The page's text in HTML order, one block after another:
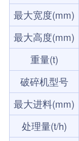
最大宽度(mm)
最大高度(mm)
重量(t)
破碎机型号
最大进料(mm)
处理量(t/h)